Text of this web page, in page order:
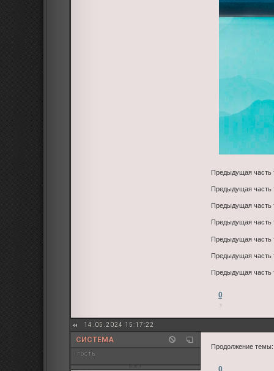
Предыдущая
Предыдущая
Предыдущая
Предыдущая
Предыдущая
Предыдущая
Предыдущая
0
14.05.2024 15:17:22
СИСТЕМА
гость
Продолжение